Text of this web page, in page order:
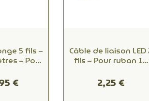
5 fils –
– Pour
€
Câble de liaison LED
fils – Pour ruban 10
– Easy Connect – 24V
2,25 €